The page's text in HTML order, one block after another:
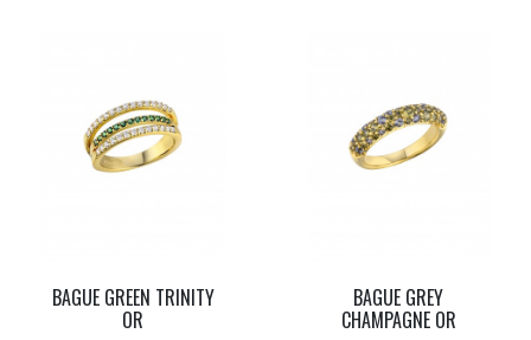
BAGUE GREEN TRINITY
OR
BAGUE GREY
CHAMPAGNE OR